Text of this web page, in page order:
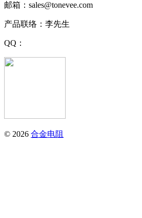
邮箱：sales@tonevee.com
产品联络：李先生
QQ：
© 2026 合金电阻